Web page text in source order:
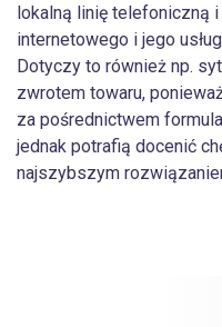
lokalną linię telefoniczną
internetowego i jego
Dotyczy to również np.
zwrotem towaru,
za pośrednictwem
jednak potrafią docenić
najszybszym